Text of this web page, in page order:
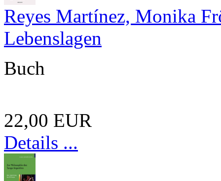
Reyes Martínez, Monika
Lebenslagen
Buch
22,00 EUR
Details ...